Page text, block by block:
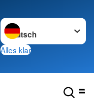
Sprache wechseln zu
Alles klar